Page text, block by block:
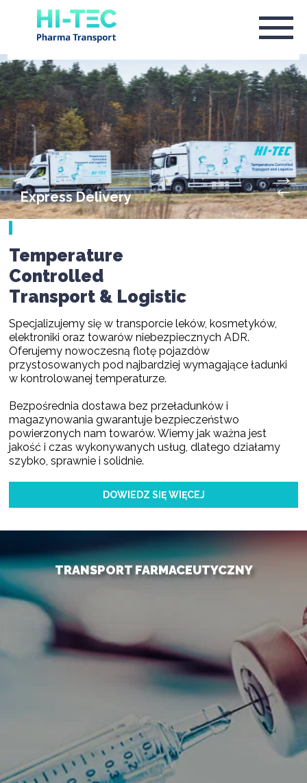
Express Delivery
Temperature
Controlled
Transport & Logistic
Specjalizujemy się w transporcie leków, kosmetyków,
elektroniki oraz towarów niebezpiecznych ADR.
Oferujemy nowoczesną flotę pojazdów
przystosowanych pod najbardziej wymagające ładunki
w kontrolowanej temperaturze.
Bezpośrednia dostawa bez przeładunków i
magazynowania gwarantuje bezpieczeństwo
powierzonych nam towarów. Wiemy jak ważna jest
jakość i czas wykonywanych usług, dlatego działamy
szybko, sprawnie i solidnie.
DOWIEDZ SIĘ WIĘCEJ
TRANSPORT FARMACEUTYCZNY